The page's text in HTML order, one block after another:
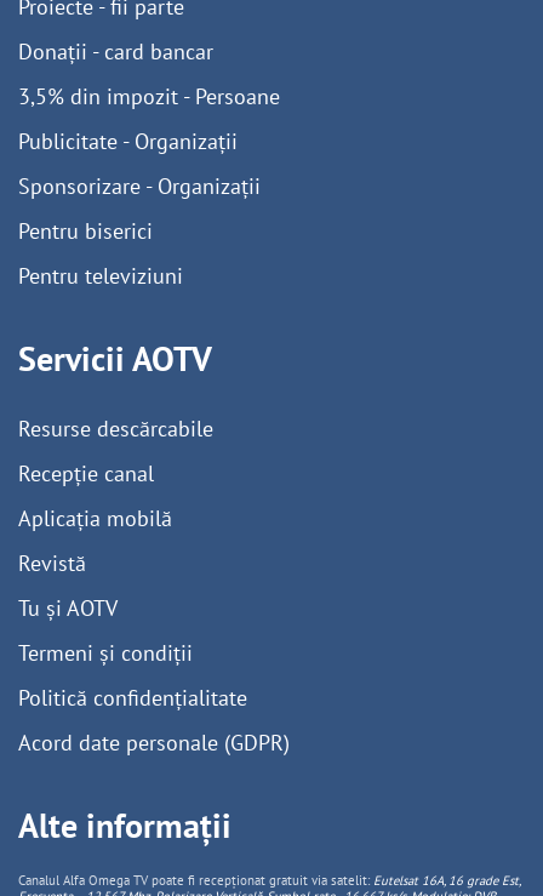
Proiecte - fii parte
Donații - card bancar
3,5% din impozit - Persoane
Publicitate - Organizații
Sponsorizare - Organizații
Pentru biserici
Pentru televiziuni
Servicii AOTV
Resurse descărcabile
Recepție canal
Aplicația mobilă
Revistă
Tu și AOTV
Termeni și condiții
Politică confidențialitate
Acord date personale (GDPR)
Alte informații
Canalul Alfa Omega TV poate fi recepționat gratuit via satelit: Eutelsat 16A, 16 grade Est,